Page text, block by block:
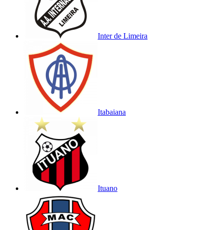
Inter de Limeira
Itabaiana
Ituano